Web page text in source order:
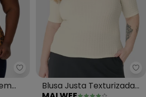
Malwee - Blusa Animal Print
Blusa Justa Texturizada